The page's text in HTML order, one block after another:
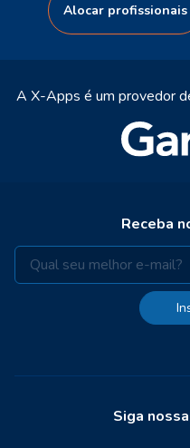
Alocar profissionais
A X-Apps é um provedor
Receba
Siga